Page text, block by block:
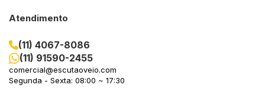
Atendimento
(11) 4067-8086
(11) 91590-2455
comercial@escutaoveio.com
Segunda - Sexta: 08:00 ~ 17:30